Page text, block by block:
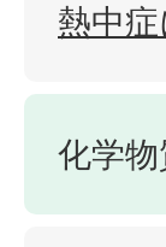
熱中
化学